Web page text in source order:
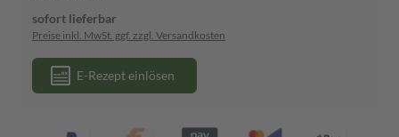
sofort lieferbar
Preise inkl. MwSt. ggf. zzgl. Versandkosten
E-Rezept einlösen